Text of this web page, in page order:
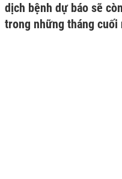
dịch bệnh dự báo sẽ
trong những tháng cuối